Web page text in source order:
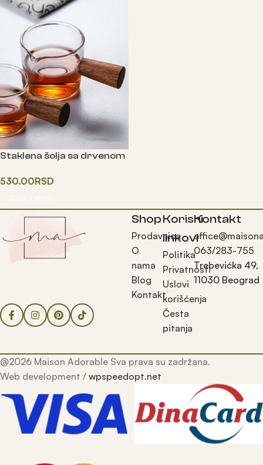
Staklena šolja sa drvenom
530.00RSD
Shop
Prodavnica
O
nama
Blog
Kontakt
Korisni
linkovi
Politika
Privatnosti
Uslovi
korišćenja
Česta
pitanja
Kontakt
063/283-755
Trebevićka 49,
11030 Beograd
@2026 Maison Adorable Sva prava su zadržana.
Web development / wpspeedopt.net